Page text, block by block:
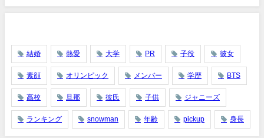
結婚 熱愛 大学 PR 子役 彼女
素顔 オリンピック メンバー 学歴 BTS
高校 旦那 彼氏 子供 ジャニーズ
ランキング snowman 年齢 pickup 身長